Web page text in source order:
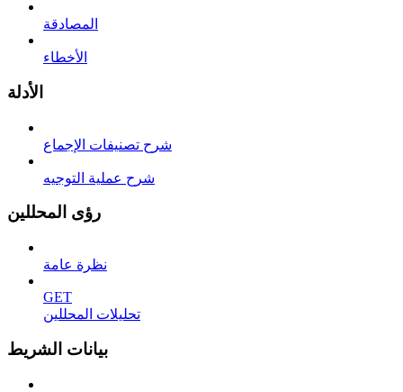
المصادقة
الأخطاء
الأدلة
شرح تصنيفات الإجماع
شرح عملية التوجيه
رؤى المحللين
نظرة عامة
GET
تحليلات المحللين
بيانات الشريط